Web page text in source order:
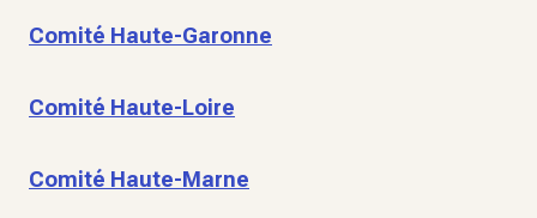
Comité Haute-Garonne
Comité Haute-Loire
Comité Haute-Marne